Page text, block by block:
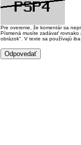
Pre overenie, že komentár sa
Písmená musíte zadávať
obrázok". V texte sa používajú